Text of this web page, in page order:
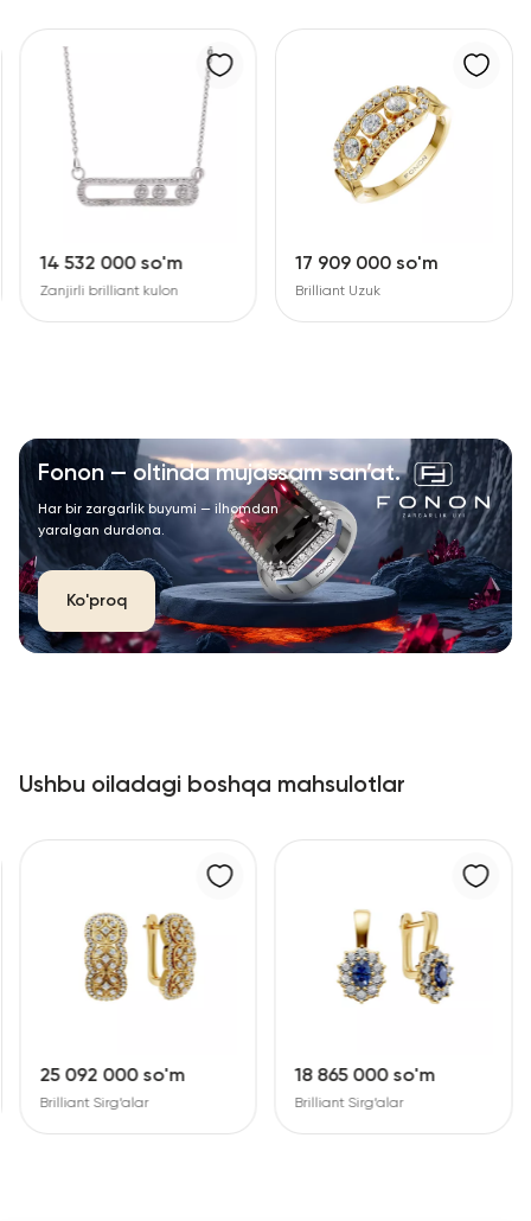
14 532 000 so'm
Zanjirli brilliant kulon
17 909 000 so'm
Brilliant Uzuk
Fonon — oltinda mujassam san’at.
Har bir zargarlik buyumi — ilhomdan
yaralgan durdona.
Ko'proq
Ushbu oiladagi boshqa mahsulotlar
25 092 000 so'm
Brilliant Sirg‘alar
18 865 000 so'm
Brilliant Sirg‘alar